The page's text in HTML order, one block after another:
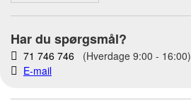
Har du spørgsmål?
71 746 746 (Hverdage 9:00 - 16:00)
E-mail